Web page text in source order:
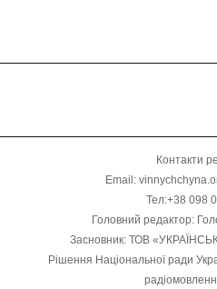
Контакти
Email:
Тел:+38 098
Головний редактор:
Засновник: ТОВ
Рішення Національної ради